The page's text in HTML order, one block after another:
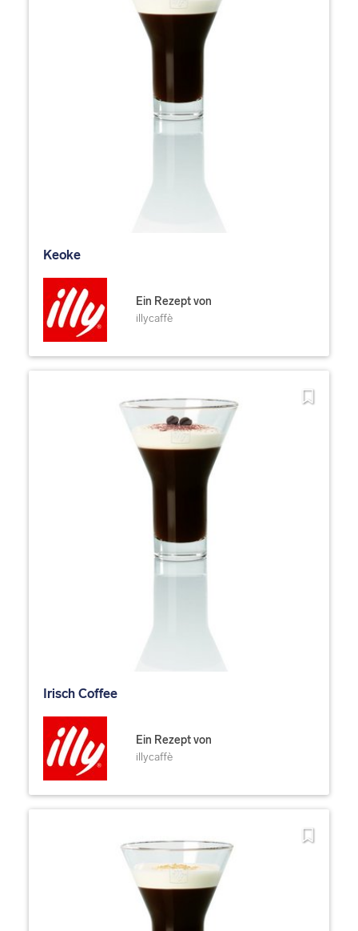
Keoke
Ein Rezept von
illycaffè
Irisch Coffee
Ein Rezept von
illycaffè